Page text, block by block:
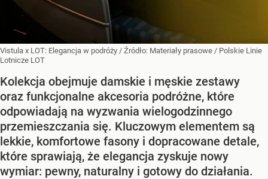
Vistula x LOT: Elegancja w podróży / Źródło: Materiały prasowe / Polskie Linie
Lotnicze LOT
Kolekcja obejmuje damskie i męskie zestawy
oraz funkcjonalne akcesoria podróżne, które
odpowiadają na wyzwania wielogodzinnego
przemieszczania się. Kluczowym elementem są
lekkie, komfortowe fasony i dopracowane detale,
które sprawiają, że elegancja zyskuje nowy
wymiar: pewny, naturalny i gotowy do działania.